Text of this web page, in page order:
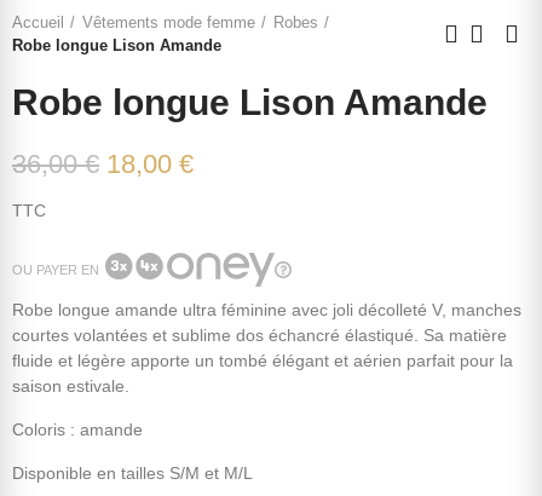
Accueil Vêtements mode femme
Robes
Robe longue Lison Amande
Robe longue Lison Amande
36,00 € 18,00 €
TTC
OU PAYER EN
Robe longue amande ultra féminine avec joli décolleté V, manches
courtes volantées et sublime dos échancré élastiqué. Sa matière
fluide et légère apporte un tombé élégant et aérien parfait pour la
saison estivale.
Coloris : amande
Disponible en tailles S/M et M/L